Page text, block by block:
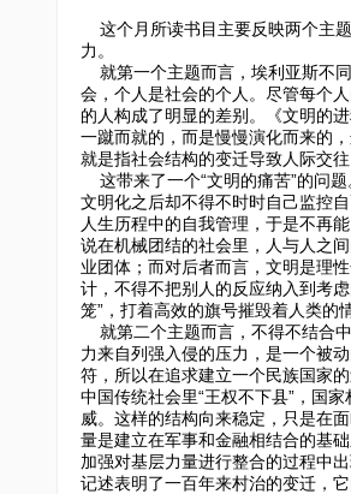
这个月所读书目主要反映两个主
力。
就第一个主题而言，埃利亚斯不
会，个人是社会的个人。尽管每个
的人构成了明显的差别。《文明的
一蹴而就的，而是慢慢演化而来的
就是指社会结构的变迁导致人际交
这带来了一个“文明的痛苦”的问
文明化之后却不得不时时自己监控
人生历程中的自我管理，于是不再
说在机械团结的社会里，人与人之
业团体；而对后者而言，文明是理
计，不得不把别人的反应纳入到考
笼”，打着高效的旗号摧毁着人类的
就第二个主题而言，不得不结合
力来自列强入侵的压力，是一个被
符，所以在追求建立一个民族国家
中国传统社会里“王权不下县”，国
威。这样的结构向来稳定，只是在
量是建立在军事和金融相结合的基
加强对基层力量进行整合的过程中
记述表明了一百年来村治的变迁，